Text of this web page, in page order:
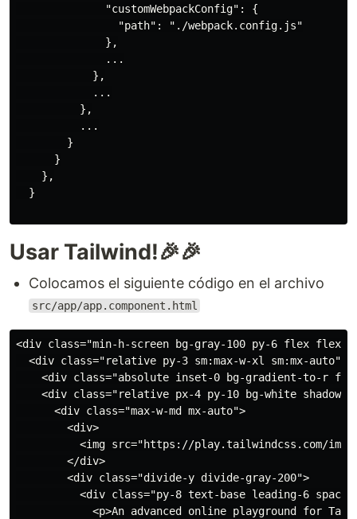
              "customWebpackConfig": {
                "path": "./webpack.config.js"
              },
              ...
            },
            ...
          },
          ...
        }
      }
    },
  }
Usar Tailwind!🎉🎉
Colocamos el siguiente código en el archivo
src/app/app.component.html
<div class="min-h-screen bg-gray-100 py-6 flex flex-
  <div class="relative py-3 sm:max-w-xl sm:mx-auto">
<div class="absolute inset-0 bg-gradient-to-r
<div class="relative px-4 py-10 bg-white shadow-
      <div class="max-w-md mx-auto">
        <div>
<img src="https://play.tailwindcss.com/
        </div>
        <div class="divide-y divide-gray-200">
<div class="py-8 text-base leading-6
<p>An advanced online playground for